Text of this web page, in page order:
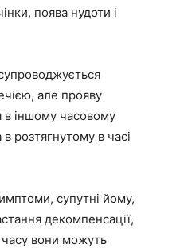
поява нудоти і
але прояву
в іншому часовому
розтягнутому в часі
супутні йому,
декомпенсації,
часу вони можуть